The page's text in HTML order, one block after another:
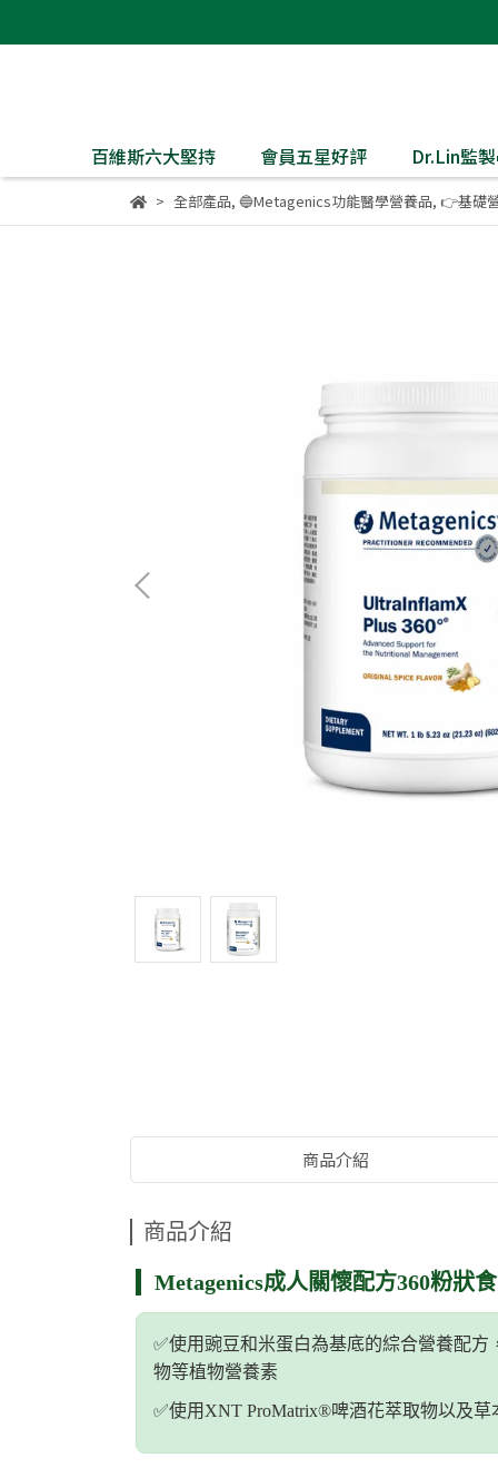
百維斯六大堅持 會員五星好評 Dr.Lin監
全部產品, 🔵Metagenics功能醫學營養品, 👉基礎
商品介紹
商品介紹
Metagenics成人關懷配方360粉狀
✅️使用豌豆和米蛋白為基底的綜合營養配
物等植物營養素
✅️使用XNT ProMatrix®啤酒花萃取物以及